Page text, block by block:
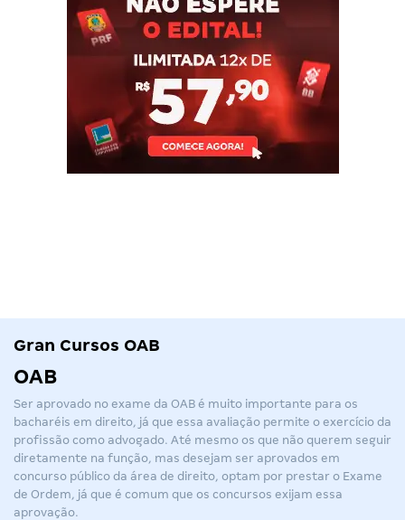
Gran Cursos OAB
OAB
Ser aprovado no exame da OAB é muito importante para os
bacharéis em direito, já que essa avaliação permite o exercício da
profissão como advogado. Até mesmo os que não querem seguir
diretamente na função, mas desejam ser aprovados em
concurso público da área de direito, optam por prestar o Exame
de Ordem, já que é comum que os concursos exijam essa
aprovação.